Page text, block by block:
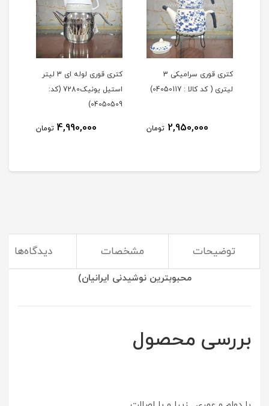
کتری قوری سرامیکی 3
لیتری ( کد کالا : 04050117)
2,950,000 تومان
کتری قوری لوله ای 3 لیتر
استیل یونیک7280 (کد:
04050509)
4,990,000 تومان
توضیحات مشخصات دیدگاه‌ها
(استفاده از کتری و قوری بهترین راه برای درست کردن
محبوبترین نوشیدنی ایرانیان)
بررسی محصول